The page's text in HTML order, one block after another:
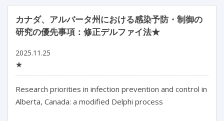
カナダ、アルバータ州における感染予防・制御の
研究の優先事項：修正デルファイ法★
2025.11.25
★
Research priorities in infection prevention and control in
Alberta, Canada: a modified Delphi process